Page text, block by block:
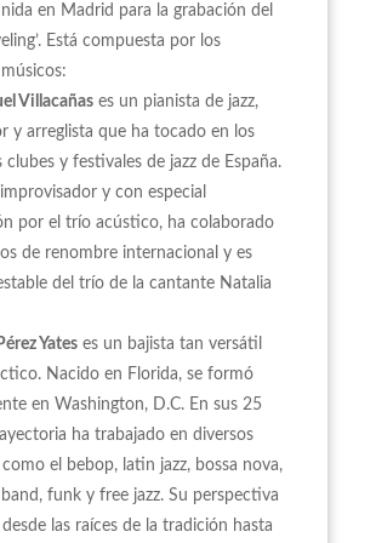
en Madrid para la grabación del
Está compuesta por los
Villacañas es un pianista de jazz,
y arreglista que ha tocado en los
clubes y festivales de jazz de España.
y con especial
por el trío acústico, ha colaborado
de renombre internacional y es
del trío de la cantante Natalia
Yates es un bajista tan versátil
Nacido en Florida, se formó
en Washington, D.C. En sus 25
ha trabajado en diversos
el bebop, latin jazz, bossa nova,
funk y free jazz. Su perspectiva
las raíces de la tradición hasta